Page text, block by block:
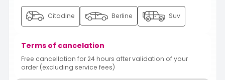
Citadine Berline Suv
Terms of cancelation
Free cancellation for 24 hours after validation of your
order (excluding service fees)